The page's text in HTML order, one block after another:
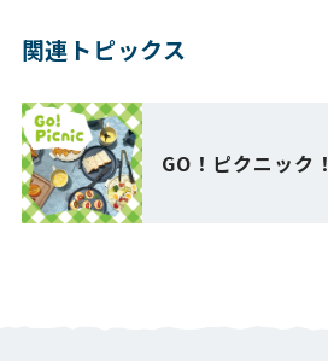
関連トピックス
GO！ピクニック！